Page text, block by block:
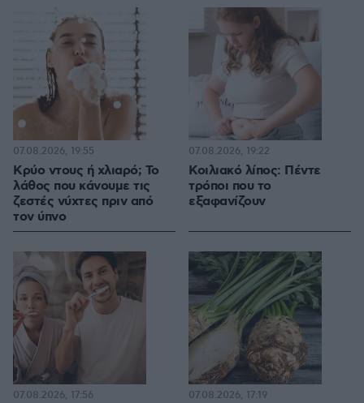
Κρύο ντους ή χλιαρό; Το
λάθος που κάνουμε τις
ζεστές νύχτες πριν από
τον ύπνο
07.08.2026, 19:55
Κοιλιακό λίπος: Πέντε
τρόποι που το
εξαφανίζουν
07.08.2026, 19:22
07.08.2026, 17:56 07.08.2026, 17:19